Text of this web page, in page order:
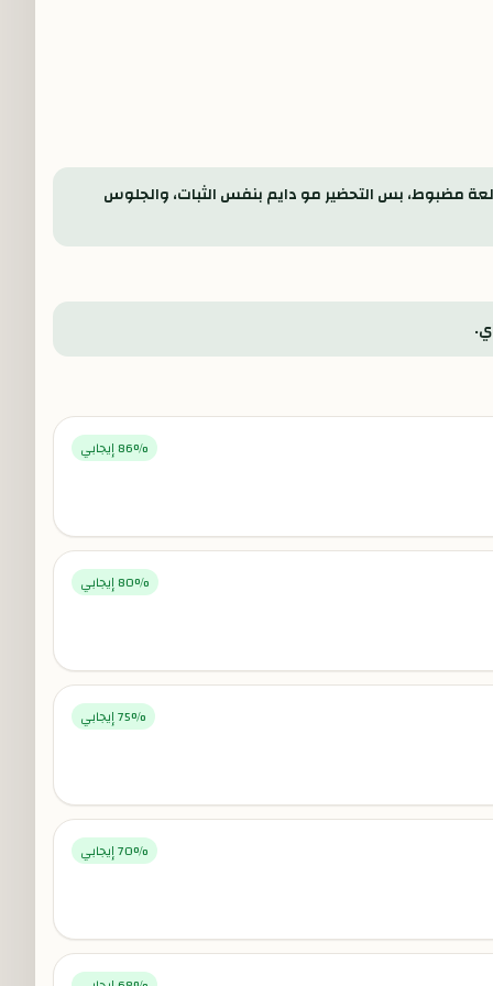
مضبوط، بس التحضير مو دايم بنفس الثبات، والجلوس
86% إيجابي
80% إيجابي
75% إيجابي
70% إيجابي